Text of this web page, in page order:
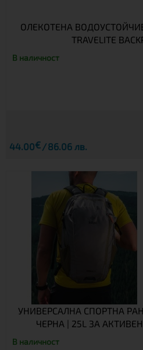
ОЛЕКОТЕНА
TRAVELITE
В наличност
44.00€ 86.06 лв.
УНИВЕРСАЛНА СПОРТНА
ЧЕРНА | 25L ЗА
В наличност